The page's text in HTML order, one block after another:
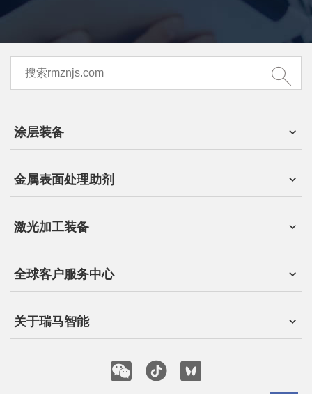
涂层装备
金属表面处理助剂
激光加工装备
全球客户服务中心
关于瑞马智能